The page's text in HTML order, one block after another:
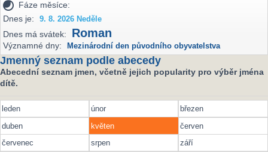
Fáze měsíce:
Dnes je:
9. 8. 2026 Neděle
Dnes má svátek: Roman
Významné dny: Mezinárodní den původního obyvatelstva
Jmenný seznam podle abecedy
Abecední seznam jmen, včetně jejich popularity pro výběr jména
dítě.
leden únor
březen
duben
květen
červen
červenec
srpen
září